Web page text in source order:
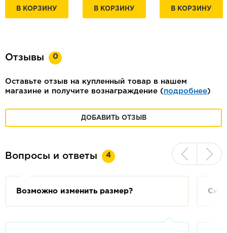
В КОРЗИНУ В КОРЗИНУ В КОРЗИНУ
Отзывы 0
Оставьте отзыв на купленный товар в нашем
магазине и получите вознаграждение ( подробнее)
ДОБАВИТЬ ОТЗЫВ
Вопросы и ответы 4
Возможно изменить размер?